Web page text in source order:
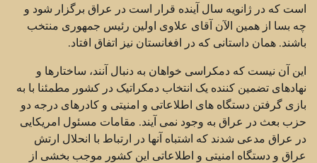
است که در ژانویه سال آینده قرار است در عراق برگزار شود و
چه بسا از همین الآن آقای علاوی اولین رئیس جمهوری منتخب
باشند. همان داستانی که در افغانستان نیز اتفاق افتاد.
این آن نیست که دمکراسی خواهان به دنبال آنند، ساختارها و
نهادهای تضمین کننده یک انتخاب دمکراتیک در کشور مطمئنا با به
بازی گرفتن دستگاه های اطلاعاتی و امنیتی و کادرهای درجه دو
حزب بعث در عراق به وجود نمی آیند. مقامات مسئول امریکایی
در عراق مدعی شدند که اشتباه آنها در ارتباط با انحلال ارتش
عراق و دستگاه امنیتی و اطلاعاتی این کشور موجب بخشی از